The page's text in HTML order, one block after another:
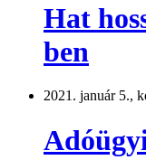
Hat
ben
2021. január 5.,